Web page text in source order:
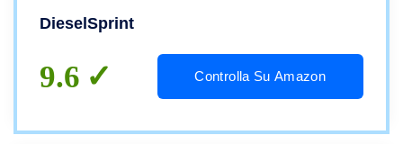
DieselSprint
9.6 Controlla Su Amazon